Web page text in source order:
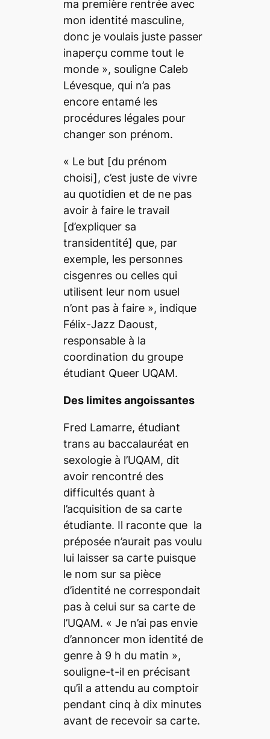
ma première rentrée avec
mon identité masculine,
donc je voulais juste passer
inaperçu comme tout le
monde », souligne Caleb
Lévesque, qui n’a pas
encore entamé les
procédures légales pour
changer son prénom.
« Le but [du prénom
choisi], c’est juste de vivre
au quotidien et de ne pas
avoir à faire le travail
[d’expliquer sa
transidentité] que, par
exemple, les personnes
cisgenres ou celles qui
utilisent leur nom usuel
n’ont pas à faire », indique
Félix-Jazz Daoust,
responsable à la
coordination du groupe
étudiant Queer UQAM.
Des limites angoissantes
Fred Lamarre, étudiant
trans au baccalauréat en
sexologieà l’UQAM, dit
avoir rencontré des
difficultés quant à
l’acquisition de sa carte
étudiante. Il raconte que la
préposée n’aurait pas voulu
lui laisser sa carte puisque
le nom sur sa pièce
d’identité ne correspondait
pas à celui sur sa carte de
l’UQAM. « Je n’ai pas envie
d’annoncer mon identité de
genre à 9 h du matin »,
souligne-t-il en précisant
qu’il a attendu au comptoir
pendant cinq à dix minutes
avant de recevoir sa carte.